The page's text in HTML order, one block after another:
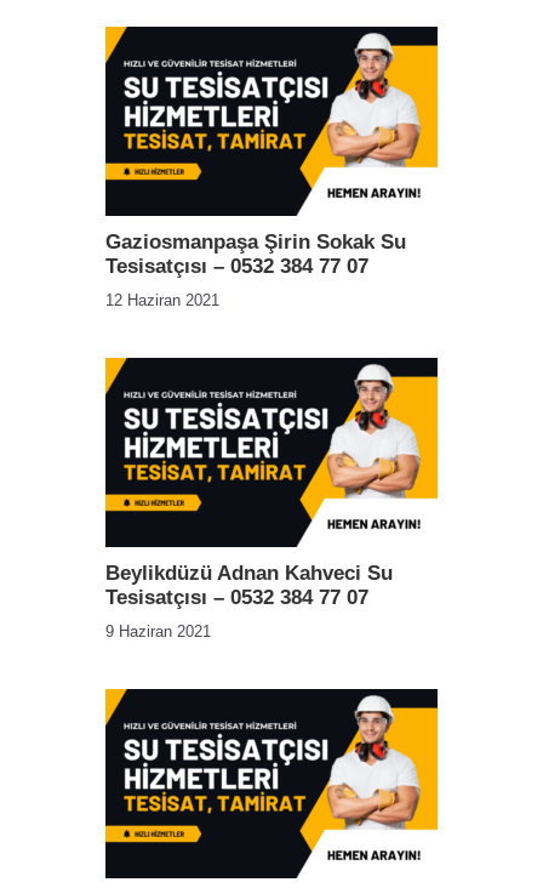
Gaziosmanpaşa Şirin Sokak Su
Tesisatçısı – 0532 384 77 07
12 Haziran 2021
Beylikdüzü Adnan Kahveci Su
Tesisatçısı – 0532 384 77 07
9 Haziran 2021